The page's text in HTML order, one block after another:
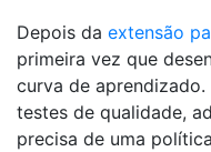
Depois da extensão
primeira vez que
curva de
testes de qualidade,
precisa de uma